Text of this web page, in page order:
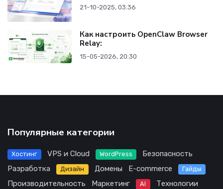
21-10-2025, 03:36
Как настроить OpenClaw Browser
Relay:
15-05-2026, 20:30
Популярные категории
Хостинг VPS и Cloud WordPress
Безопасность
Разработка
Дизайн Домены E-commerce Гайды
Производительность Маркетинг AI
Технологии